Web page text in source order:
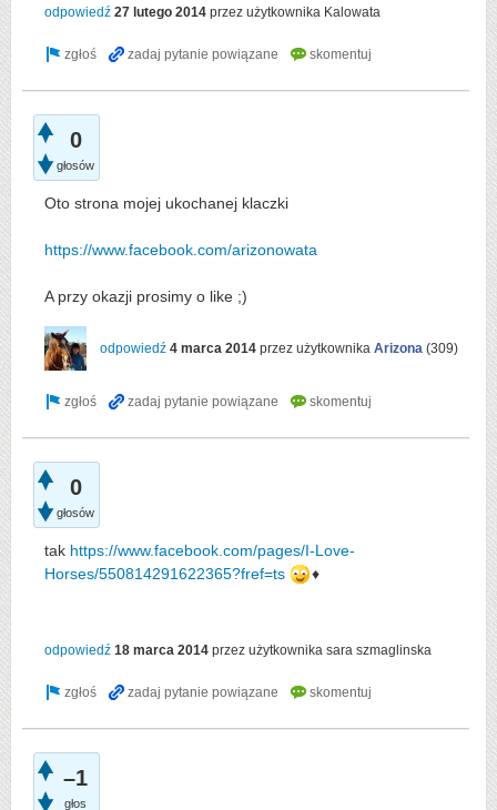
odpowiedź 27 lutego 2014 przez użytkownika Kalowata
0
głosów
Oto strona mojej ukochanej klaczki
https://www.facebook.com/arizonowata
A przy okazji prosimy o like ;)
odpowiedź 4 marca 2014 przez użytkownika Arizona (309)
0
głosów
tak https://www.facebook.com/pages/I-Love-
Horses/550814291622365?fref=ts
♦
odpowiedź 18 marca 2014 przez użytkownika sara szmaglinska
–1
głos